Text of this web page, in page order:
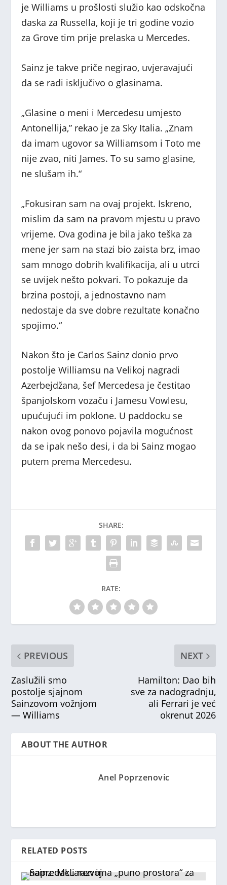
je Williams u prošlosti služio kao odskočna
daska za Russella, koji je tri godine vozio
za Grove tim prije prelaska u Mercedes.
Sainz je takve priče negirao, uvjeravajući
da se radi isključivo o glasinama.
„Glasine o meni i Mercedesu umjesto
Antonellija,” rekao je za Sky Italia. „Znam
da imam ugovor sa Williamsom i Toto me
nije zvao, niti James. To su samo glasine,
ne slušam ih.“
„Fokusiran sam na ovaj projekt. Iskreno,
mislim da sam na pravom mjestu u pravo
vrijeme. Ova godina je bila jako teška za
mene jer sam na stazi bio zaista brz, imao
sam mnogo dobrih kvalifikacija, ali u utrci
se uvijek nešto pokvari. To pokazuje da
brzina postoji, a jednostavno nam
nedostaje da sve dobre rezultate konačno
spojimo.“
Nakon što je Carlos Sainz donio prvo
postolje Williamsu na Velikoj nagradi
Azerbejdžana, šef Mercedesa je čestitao
španjolskom vozaču i Jamesu Vowlesu,
upućujući im poklone. U paddocku se
nakon ovog ponovo pojavila mogućnost
da se ipak nešo desi, i da bi Sainz mogao
putem prema Mercedesu.
SHARE:
RATE:
PREVIOUS
Zaslužili smo
postolje sjajnom
Sainzovom vožnjom
— Williams
NEXT
Hamilton: Dao bih
sve za nadogradnju,
ali Ferrari je već
okrenut 2026
ABOUT THE AUTHOR
Anel Poprzenovic
RELATED POSTS